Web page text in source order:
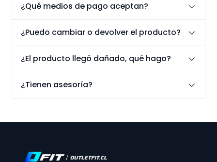
¿Qué medios de pago aceptan?
¿Puedo cambiar o devolver el producto?
¿El producto llegó dañado, qué hago?
¿Tienen asesoría?